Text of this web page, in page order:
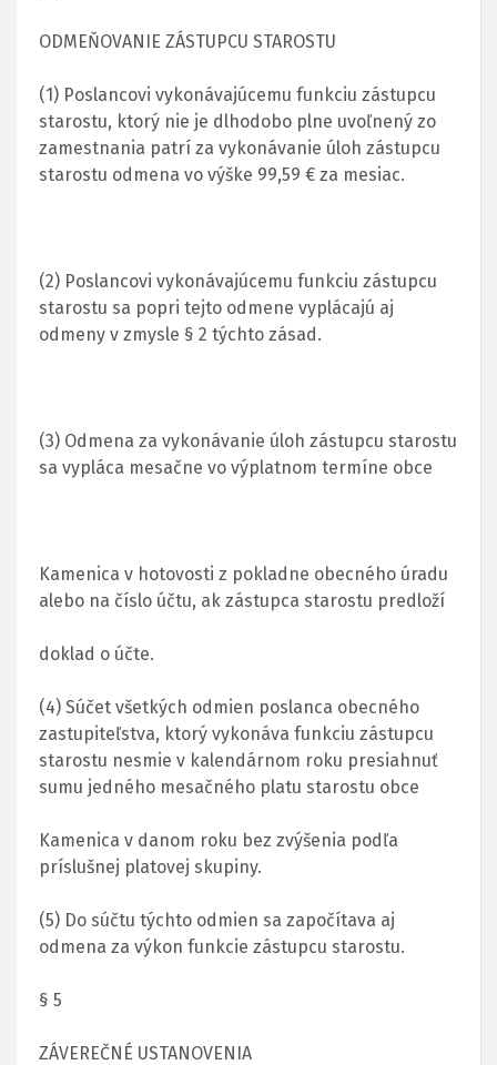
ODMEŇOVANIE ZÁSTUPCU STAROSTU
(1) Poslancovi vykonávajúcemu funkciu zástupcu
starostu, ktorý nie je dlhodobo plne uvoľnený zo
zamestnania patrí za vykonávanie úloh zástupcu
starostu odmena vo výške 99,59 € za mesiac.
(2) Poslancovi vykonávajúcemu funkciu zástupcu
starostu sa popri tejto odmene vyplácajú aj
odmeny v zmysle § 2 týchto zásad.
(3) Odmena za vykonávanie úloh zástupcu starostu
sa vypláca mesačne vo výplatnom termíne obce
Kamenica v hotovosti z pokladne obecného úradu
alebo na číslo účtu, ak zástupca starostu predloží
doklad o účte.
(4) Súčet všetkých odmien poslanca obecného
zastupiteľstva, ktorý vykonáva funkciu zástupcu
starostu nesmie v kalendárnom roku presiahnuť
sumu jedného mesačného platu starostu obce
Kamenica v danom roku bez zvýšenia podľa
príslušnej platovej skupiny.
(5) Do súčtu týchto odmien sa započítava aj
odmena za výkon funkcie zástupcu starostu.
§ 5
ZÁVEREČNÉ USTANOVENIA